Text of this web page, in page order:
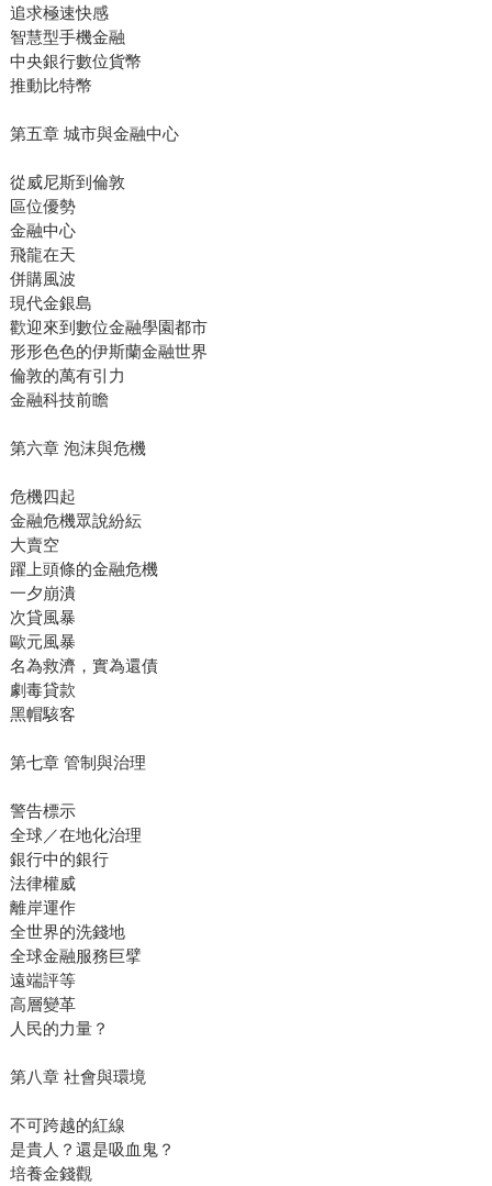
追求極速快感
智慧型手機金融
中央銀行數位貨幣
推動比特幣
第五章 城市與金融中心
從威尼斯到倫敦
區位優勢
金融中心
飛龍在天
併購風波
現代金銀島
歡迎來到數位金融學園都市
形形色色的伊斯蘭金融世界
倫敦的萬有引力
金融科技前瞻
第六章 泡沫與危機
危機四起
金融危機眾說紛紜
大賣空
躍上頭條的金融危機
一夕崩潰
次貸風暴
歐元風暴
名為救濟，實為還債
劇毒貸款
黑帽駭客
第七章 管制與治理
警告標示
全球／在地化治理
銀行中的銀行
法律權威
離岸運作
全世界的洗錢地
全球金融服務巨擘
遠端評等
高層變革
人民的力量？
第八章 社會與環境
不可跨越的紅線
是貴人？還是吸血鬼？
培養金錢觀